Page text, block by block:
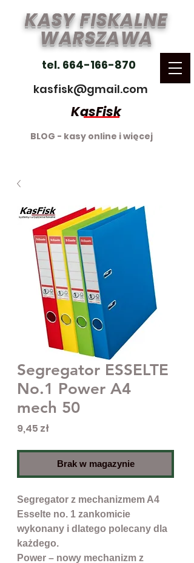
KASY FISKALNE
WARSZAWA
tel. 664-166-870
kasfisk@gmail.com
BLOG - kasy online i więcej
KasFisk
Segregator ESSELTE
No.1 Power A4
mech 50
9,45 złCena
Brak w magazynie
Segregator z mechanizmem A4
Esselte no. 1 zankomicie
wykonany i dlatego polecany dla
każdego.
Power – nowy mechanizm z